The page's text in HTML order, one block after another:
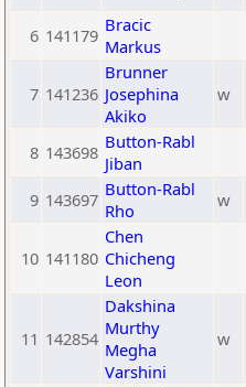
6 141179 Bracic
Markus
7 141236
Brunner
Josephina
Akiko
w
8 143698 Button-Rabl
Jiban
9 143697 Button-Rabl
Rho
w
10 141180
Chen
Chicheng
Leon
11 142854
Dakshina
Murthy
Megha
Varshini
w